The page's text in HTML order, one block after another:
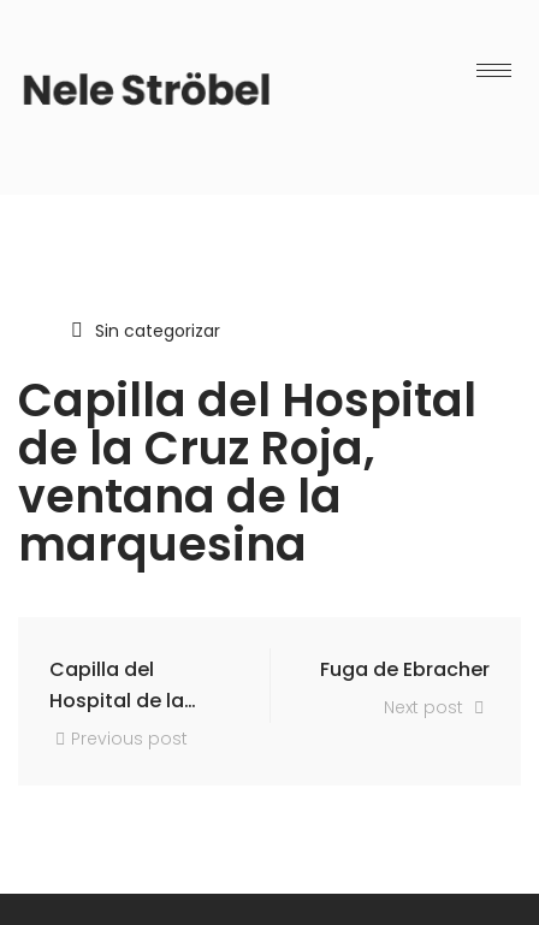
Sin categorizar
Capilla del Hospital
de la Cruz Roja,
ventana de la
marquesina
Capilla del
Hospital de la
Cruz Roja,
Previous post
Fuga de Ebracher
Next post